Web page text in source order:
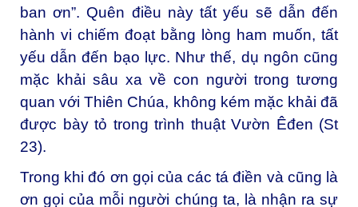
ban ơn”. Quên điều này tất yếu sẽ dẫn đến
hành vi chiếm đoạt bằng lòng ham muốn, tất
yếu dẫn đến bạo lực. Như thế, dụ ngôn cũng
mặc khải sâu xa về con người trong tương
quan với Thiên Chúa, không kém mặc khải đã
được bày tỏ trong trình thuật Vườn Êđen (St
23).
Trong khi đó ơn gọi của các tá điền và cũng là
ơn gọi của mỗi người chúng ta, là nhận ra sự